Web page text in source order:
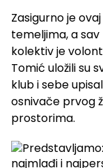
Zasigurno je
temeljima, a
kolektiv je
Tomić uložili su
klub i sebe
osnivače prvog
prostorima.